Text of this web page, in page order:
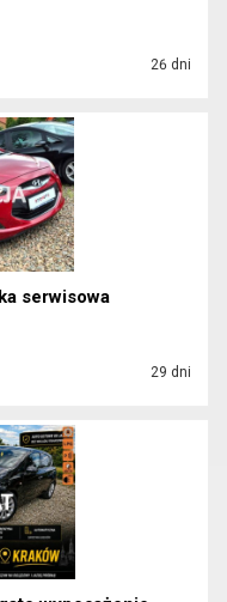
26 dni
serwisowa
29 dni